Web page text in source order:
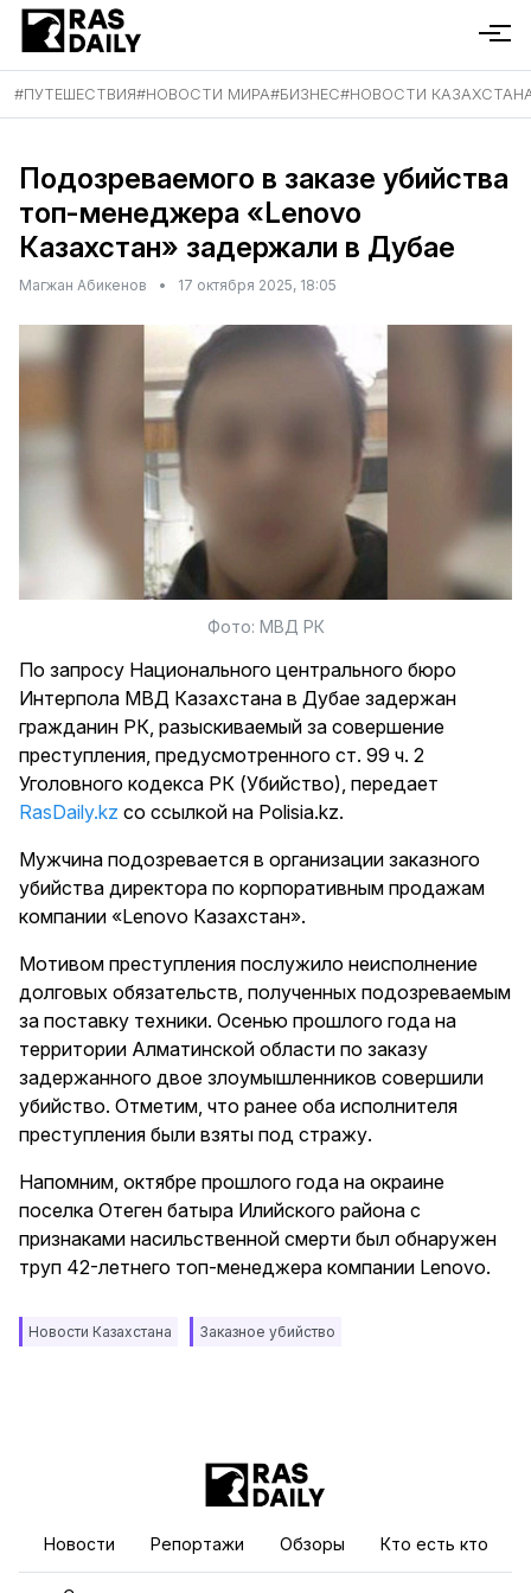
#ПУТЕШЕСТВИЯ#НОВОСТИ МИРА#БИЗНЕС#НОВОСТИ
Подозреваемого в заказе убийства
топ-менеджера «Lenovo
Казахстан» задержали в Дубае
Магжан Абикенов • 17 октября 2025, 18:05
Фото: МВД РК
По запросу Национального центрального бюро
Интерпола МВД Казахстана в Дубае задержан
гражданин РК, разыскиваемый за совершение
преступления, предусмотренного ст. 99 ч. 2
Уголовного кодекса РК (Убийство), передает
RasDaily.kz со ссылкой на Polisia.kz.
Мужчина подозревается в организации заказного
убийства директора по корпоративным продажам
компании «Lenovo Казахстан».
Мотивом преступления послужило неисполнение
долговых обязательств, полученных подозреваемым
за поставку техники. Осенью прошлого года на
территории Алматинской области по заказу
задержанного двое злоумышленников совершили
убийство. Отметим, что ранее оба исполнителя
преступления были взяты под стражу.
Напомним, октябре прошлого года на окраине
поселка Отеген батыра Илийского района с
признаками насильственной смерти был обнаружен
труп 42-летнего топ-менеджера компании Lenovo.
Новости Казахстана Заказное убийство
Новости Репортажи Обзоры Кто есть кто